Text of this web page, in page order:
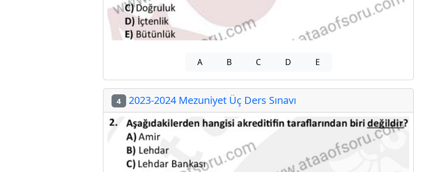
A B C D E
4 2023-2024 Mezuniyet Üç Ders Sınavı